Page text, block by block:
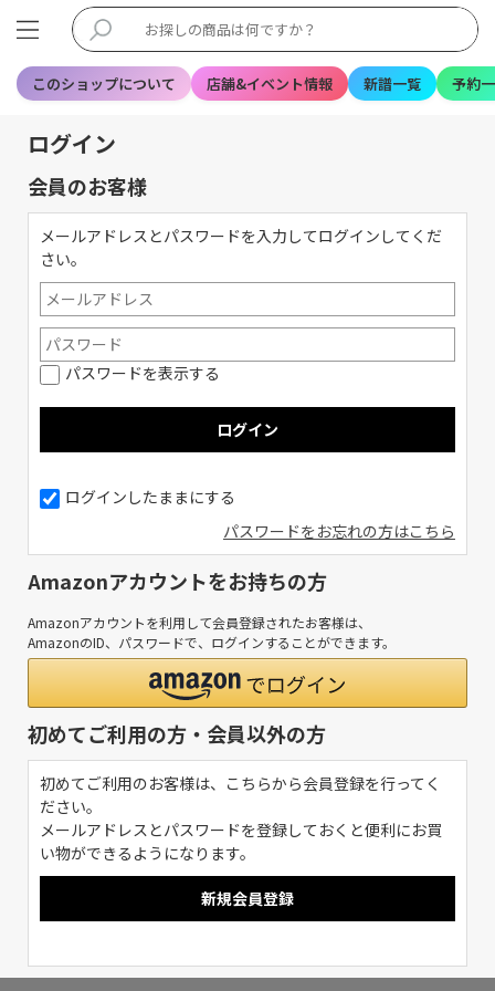
このショップについて 店舗&イベント情報 新譜一覧 予約
ログイン
会員のお客様
メールアドレスとパスワードを入力してログインしてくだ
さい。
パスワードを表示する
ログインしたままにする
パスワードをお忘れの方はこちら
Amazonアカウントをお持ちの方
Amazonアカウントを利用して会員登録されたお客様は、
AmazonのID、パスワードで、ログインすることができます。
初めてご利用の方・会員以外の方
初めてご利用のお客様は、こちらから会員登録を行ってく
ださい。
メールアドレスとパスワードを登録しておくと便利にお買
い物ができるようになります。